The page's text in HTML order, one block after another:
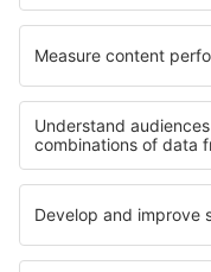
Hotels in Great Sand
Hotels in de Great
Hotels in Kings Canyon
Hotels in Loire Valley
Hotels op Datça Peninsula